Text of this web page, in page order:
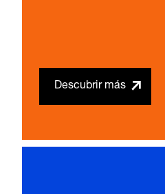
Descubrir más